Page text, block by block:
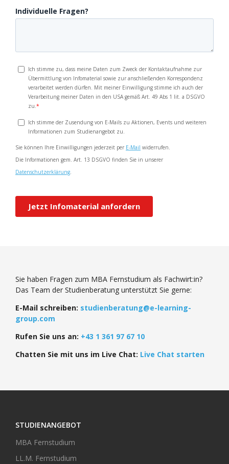
Sie haben Fragen zum MBA Fernstudium als Fachwirt:in?
Das Team der Studienberatung unterstützt Sie gerne:
E-Mail schreiben: studienberatung@e-learning-
group.com
Rufen Sie uns an: +43 1 361 97 67 10
Chatten Sie mit uns im Live Chat: Live Chat starten
STUDIENANGEBOT
MBA Fernstudium
LL.M. Fernstudium